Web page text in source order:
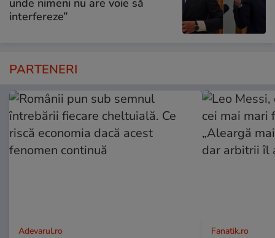
unde nimeni nu are voie să
interfereze”
PARTENERI
Adevarul.ro Fanatik.ro